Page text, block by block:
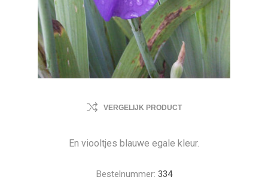
VERGELIJK PRODUCT
En viooltjes blauwe egale kleur.
Bestelnummer: 334